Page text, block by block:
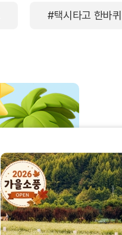
#택시타고 한바퀴